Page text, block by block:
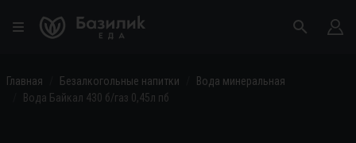
Главная Безалкогольные напитки
Вода минеральная
Вода Байкал 430 б/газ 0,45л пб